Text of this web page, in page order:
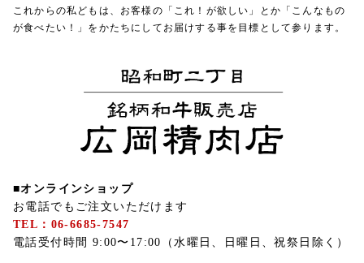
これからの私どもは、お客様の「これ！が欲しい」とか「こんなもの
が食べたい！」をかたちにしてお届けする事を目標として参ります。
■オンラインショップ
お電話でもご注文いただけます
TEL：06-6685-7547
電話受付時間 9:00〜17:00（水曜日、日曜日、祝祭日除く）